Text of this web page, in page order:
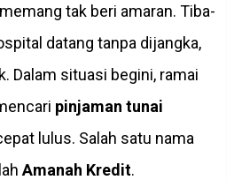
tak beri amaran. Tiba-
datang tanpa dijangka,
Dalam situasi begini, ramai
pinjaman tunai
lulus. Salah satu nama
Amanah Kredit.